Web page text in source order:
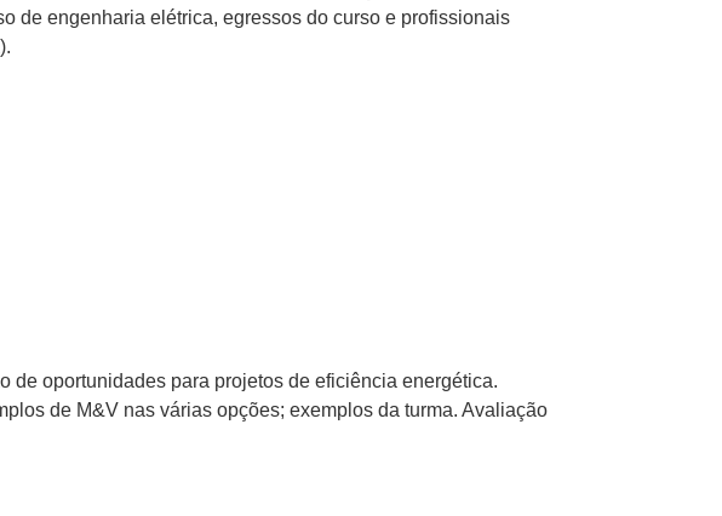
de engenharia elétrica, egressos do curso e profissionais
de oportunidades para projetos de eficiência energética.
de M&V nas várias opções; exemplos da turma. Avaliação